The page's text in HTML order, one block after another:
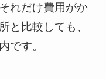
れだけ費用がか
と比較しても、
です。